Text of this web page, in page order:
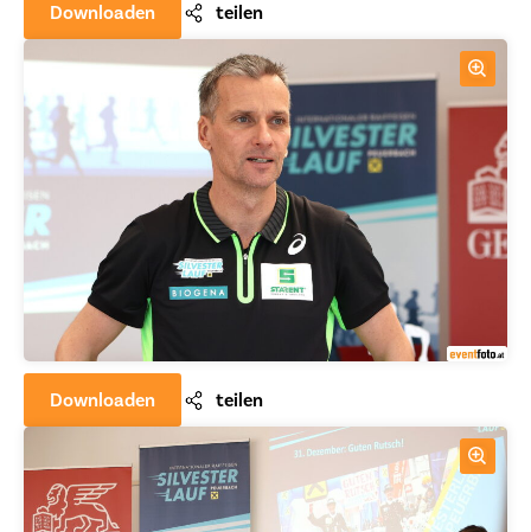
Downloaden teilen
Downloaden teilen